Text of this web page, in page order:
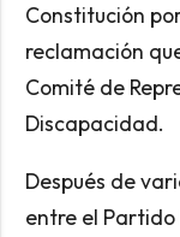
Constitución
reclamación
Comité de
Discapacidad.
Después de
entre el Partido